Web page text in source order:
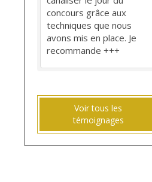
concours grâce aux
techniques que nous
avons mis en place. Je
recommande +++
Voir tous les
témoignages